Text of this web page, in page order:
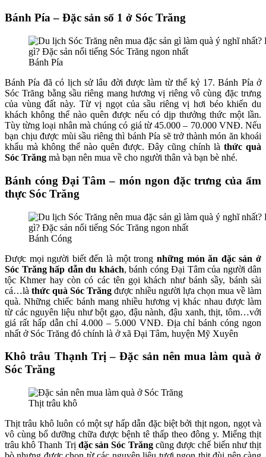
Bánh Pía – Đặc sản số 1 ở Sóc Trăng
Bánh Pía
Bánh Pía đã có lịch sử lâu đời được làm từ thế kỷ 17. Bánh Pía ở
Sóc Trăng bằng sầu riêng mang hương vị riêng vô cùng đặc trưng
của vùng đất này. Từ vị ngọt của sầu riêng vị hơi béo khiến du
khách không thể nào quên được nếu có dịp thưởng thức một lần.
Tùy từng loại nhân mà chúng có giá từ 45.000 – 70.000 VNĐ. Nếu
bạn chịu được mùi sầu riêng thì bánh Pía sẽ trở thành món ăn khoái
khẩu mà không thể nào quên được. Đây cũng chính là thức quà
Sóc Trăng mà bạn nên mua về cho người thân và bạn bè nhé.
Bánh cóng Đại Tâm – món ngon đặc trưng của ẩm
thực Sóc Trăng
Bánh Cóng
Được mọi người biết đến là một trong những món ăn đặc sản ở
Sóc Trăng hấp dẫn du khách, bánh cóng Đại Tâm của người dân
tộc Khmer hay còn có các tên gọi khách như bánh sầy, bánh sài
cá…là thức quà Sóc Trăng được nhiều người lựa chọn mua về làm
quà. Những chiếc bánh mang nhiều hương vị khác nhau được làm
từ các nguyên liệu như bột gạo, đậu nành, đậu xanh, thịt, tôm…với
giá rất hấp dẫn chỉ 4.000 – 5.000 VNĐ. Địa chỉ bánh cóng ngon
nhất ở Sóc Trăng đó chính là ở xã Đại Tâm, huyện Mỹ Xuyên
Khô trâu Thạnh Trị – Đặc sản nên mua làm quà ở
Sóc Trăng
Thịt trâu khô
Thịt trâu khô luôn có một sự hấp dẫn đặc biệt bởi thịt ngon, ngọt và
vô cùng bổ dưỡng chữa được bệnh tê thấp theo đông y. Miếng thịt
trâu khô Thanh Trị đặc sản Sóc Trăngcũng được chế biến như thịt